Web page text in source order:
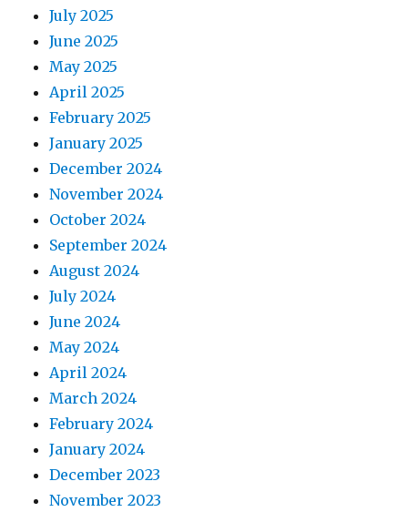
July 2025
June 2025
May 2025
April 2025
February 2025
January 2025
December 2024
November 2024
October 2024
September 2024
August 2024
July 2024
June 2024
May 2024
April 2024
March 2024
February 2024
January 2024
December 2023
November 2023